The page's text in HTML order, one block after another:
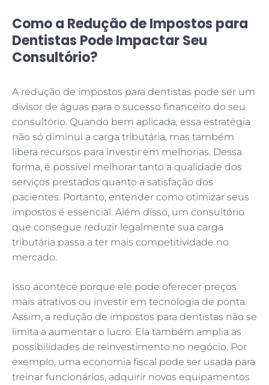
Como a Redução de Impostos para
Dentistas Pode Impactar Seu
Consultório?
A redução de impostos para dentistas pode ser um
divisor de águas para o sucesso financeiro do seu
consultório. Quando bem aplicada, essa estratégia
não só diminui a carga tributária, mas também
libera recursos para investir em melhorias. Dessa
forma, é possível melhorar tanto a qualidade dos
serviços prestados quanto a satisfação dos
pacientes. Portanto, entender como otimizar seus
impostos é essencial. Além disso, um consultório
que consegue reduzir legalmente sua carga
tributária passa a ter mais competitividade no
mercado.
Isso acontece porque ele pode oferecer preços
mais atrativos ou investir em tecnologia de ponta.
Assim, a redução de impostos para dentistas não se
limita a aumentar o lucro. Ela também amplia as
possibilidades de reinvestimento no negócio. Por
exemplo, uma economia fiscal pode ser usada para
treinar funcionários, adquirir novos equipamentos